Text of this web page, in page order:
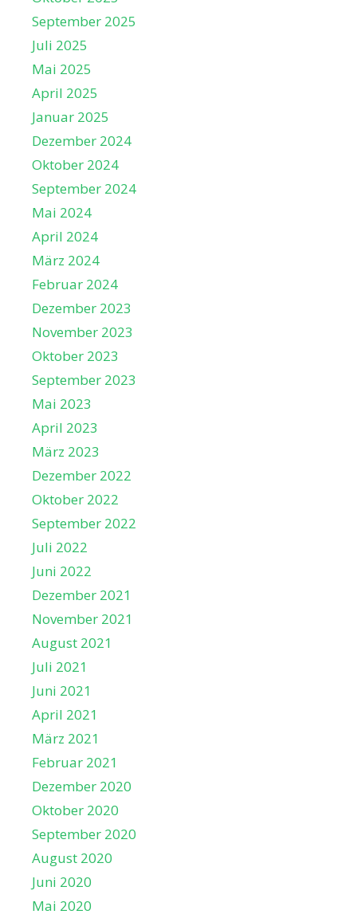
September 2025
Juli 2025
Mai 2025
April 2025
Januar 2025
Dezember 2024
Oktober 2024
September 2024
Mai 2024
April 2024
März 2024
Februar 2024
Dezember 2023
November 2023
Oktober 2023
September 2023
Mai 2023
April 2023
März 2023
Dezember 2022
Oktober 2022
September 2022
Juli 2022
Juni 2022
Dezember 2021
November 2021
August 2021
Juli 2021
Juni 2021
April 2021
März 2021
Februar 2021
Dezember 2020
Oktober 2020
September 2020
August 2020
Juni 2020
Mai 2020